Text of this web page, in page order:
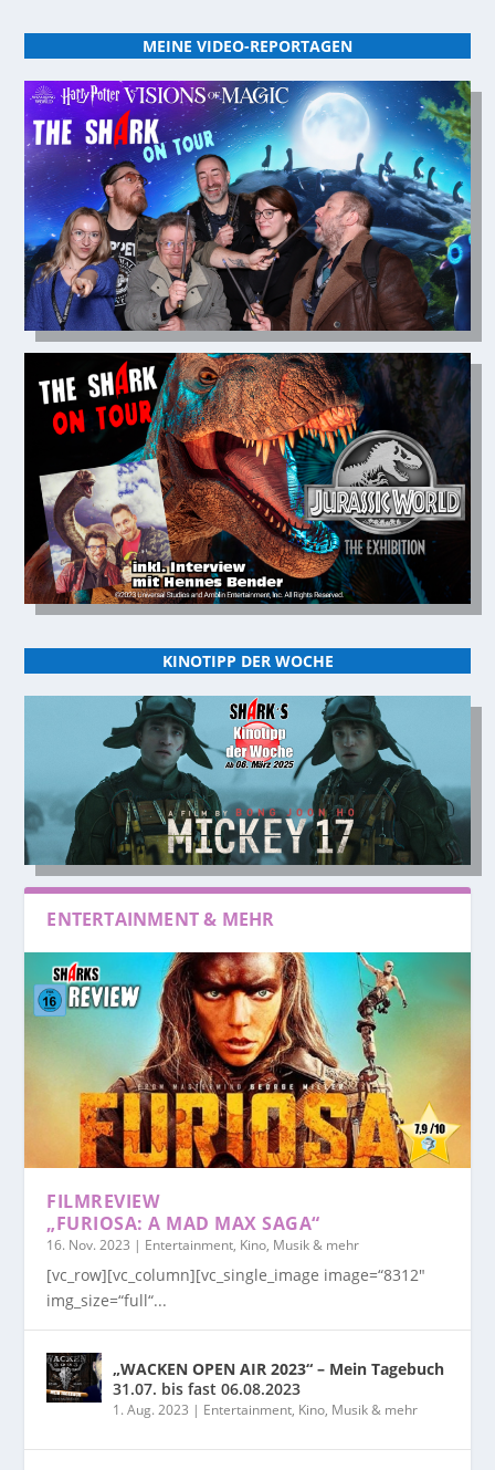
MEINE VIDEO-REPORTAGEN
KINOTIPP DER WOCHE
ENTERTAINMENT & MEHR
FILMREVIEW
„FURIOSA: A MAD MAX SAGA“
16. Nov. 2023 | Entertainment, Kino, Musik & mehr
[vc_row][vc_column][vc_single_image image=“8312″
img_size=“full“...
„WACKEN OPEN AIR 2023“ – Mein Tagebuch
31.07. bis fast 06.08.2023
1. Aug. 2023 | Entertainment, Kino, Musik & mehr